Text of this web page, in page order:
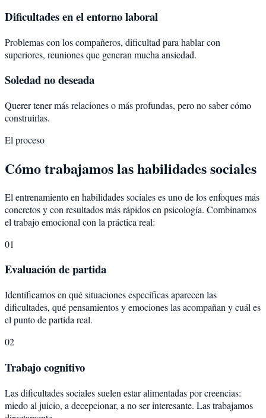
Dificultades en el entorno laboral
Problemas con los compañeros, dificultad para hablar con
superiores, reuniones que generan mucha ansiedad.
Soledad no deseada
Querer tener más relaciones o más profundas, pero no saber cómo
construirlas.
El proceso
Cómo trabajamos las habilidades sociales
El entrenamiento en habilidades sociales es uno de los enfoques más
concretos y con resultados más rápidos en psicología. Combinamos
el trabajo emocional con la práctica real:
01
Evaluación de partida
Identificamos en qué situaciones específicas aparecen las
dificultades, qué pensamientos y emociones las acompañan y cuál es
el punto de partida real.
02
Trabajo cognitivo
Las dificultades sociales suelen estar alimentadas por creencias:
miedo al juicio, a decepcionar, a no ser interesante. Las trabajamos